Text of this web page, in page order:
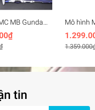
MB Gundam
7s Raiser
Kanetake
Metal Build
Mô hình
TG02
frame
tin